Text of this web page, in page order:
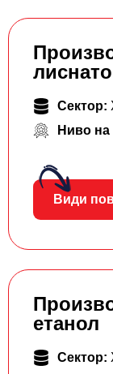
Сектор:
Ниво на
Види
етанол
Сектор: